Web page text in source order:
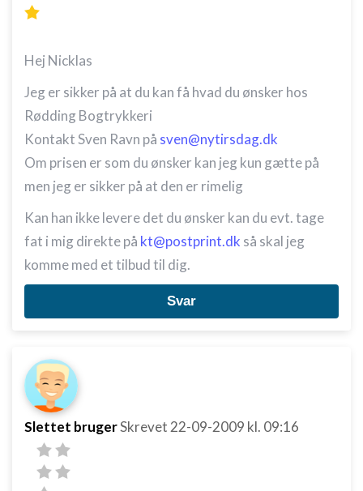
Hej Nicklas
Jeg er sikker på at du kan få hvad du ønsker hos
Rødding Bogtrykkeri
Kontakt Sven Ravn på sven@nytirsdag.dk
Om prisen er som du ønsker kan jeg kun gætte på
men jeg er sikker på at den er rimelig
Kan han ikke levere det du ønsker kan du evt. tage
fat i mig direkte på kt@postprint.dk så skal jeg
komme med et tilbud til dig.
Svar
Slettet brugerSkrevet 22-09-2009 kl. 09:16